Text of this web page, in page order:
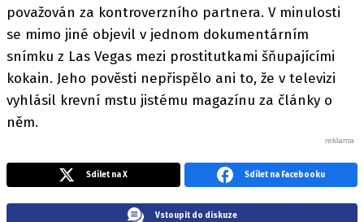
považován za kontroverzního partnera. V minulosti
se mimo jiné objevil v jednom dokumentárním
snímku z Las Vegas mezi prostitutkami šňupajícími
kokain. Jeho pověsti nepřispělo ani to, že v televizi
vyhlásil krevní mstu jistému magazínu za články o
něm.
Sdílet na X Sdílet na Facebooku
Vstoupit do diskuze